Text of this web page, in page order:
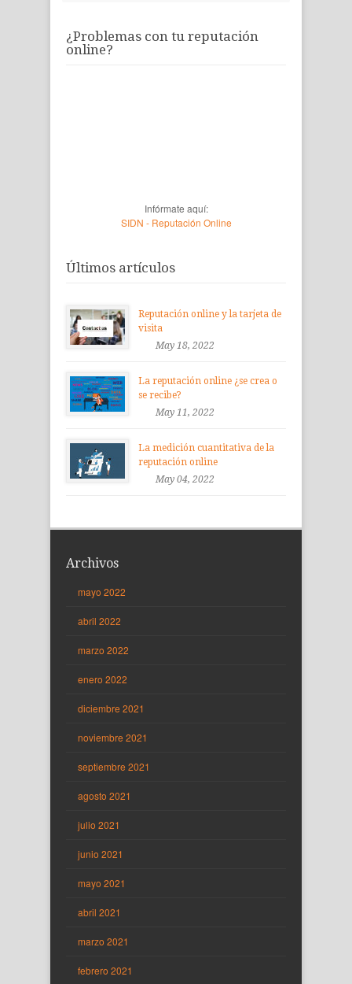
¿Problemas con tu reputación
online?
Infórmate aquí:
SIDN - Reputación Online
Últimos artículos
Reputación online y la tarjeta de
visita
May 18, 2022
La reputación online ¿se crea o
se recibe?
May 11, 2022
La medición cuantitativa de la
reputación online
May 04, 2022
Archivos
mayo 2022
abril 2022
marzo 2022
enero 2022
diciembre 2021
noviembre 2021
septiembre 2021
agosto 2021
julio 2021
junio 2021
mayo 2021
abril 2021
marzo 2021
febrero 2021